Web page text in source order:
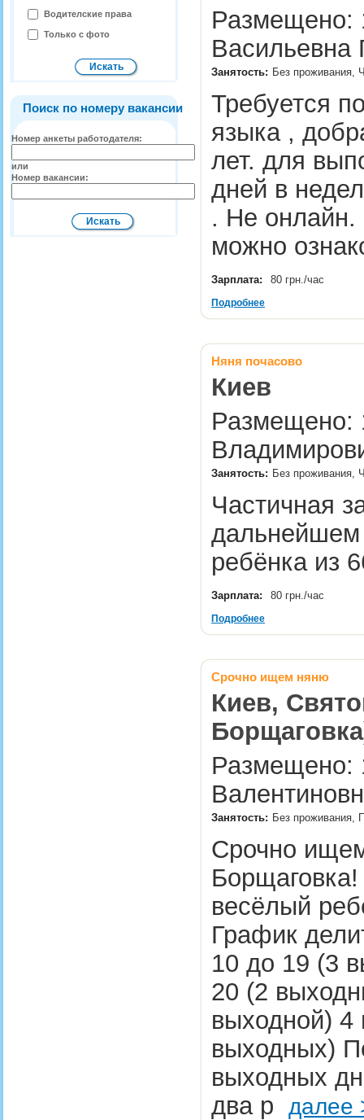
Водителские права
Только с фото
Поиск по номеру вакансии
Номер анкеты работодателя:
или
Номер вакансии:
Размещено:
Васильевна
Занятость: Без проживания,
Требуется
языка ,
лет. для
дней в
. Не
можно
Зарплата: 80 грн./час
Подробнее
Няня почасово
Киев
Размещено:
Занятость: Без проживания,
Частичная
дальнейшем
ребёнка из
Зарплата: 80 грн./час
Подробнее
Срочно ищем няню
Киев,
Размещено:
Занятость: Без проживания,
Срочно
весёлый
График
10 до 19 (3
20 (2
выходной) 4
выходных)
выходных
два р далее